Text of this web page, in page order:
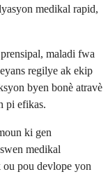
medikal rapid,
maladi fwa
regilye ak ekip
byen bonè atravè
pi efikas.
ki gen
medikal
pou devlope yon